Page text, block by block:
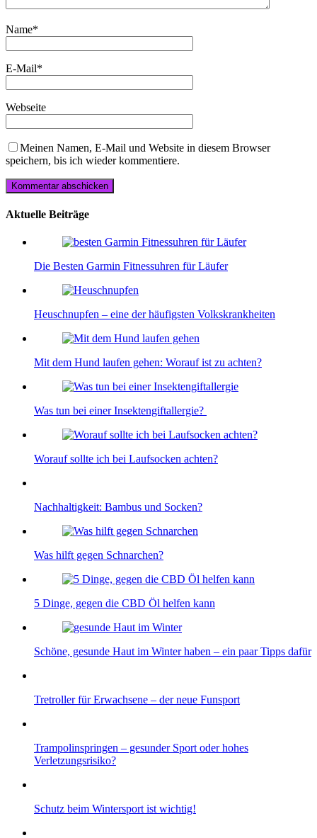
Name*
E-Mail*
Webseite
Meinen Namen, E-Mail und Website in diesem Browser
speichern, bis ich wieder kommentiere.
Aktuelle Beiträge
Die Besten Garmin Fitnessuhren für Läufer
Heuschnupfen – eine der häufigsten Volkskrankheiten
Mit dem Hund laufen gehen: Worauf ist zu achten?
Was tun bei einer Insektengiftallergie?
Worauf sollte ich bei Laufsocken achten?
Nachhaltigkeit: Bambus und Socken?
Was hilft gegen Schnarchen?
5 Dinge, gegen die CBD Öl helfen kann
Schöne, gesunde Haut im Winter haben – ein paar Tipps dafür
Tretroller für Erwachsene – der neue Funsport
Trampolinspringen – gesunder Sport oder hohes
Verletzungsrisiko?
Schutz beim Wintersport ist wichtig!